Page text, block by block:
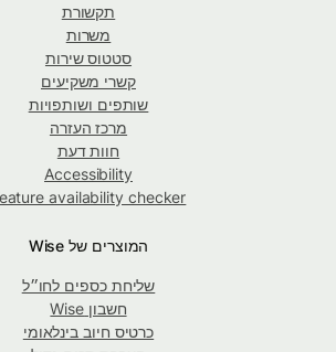
תקשורת
משרות
סטטוס שירות
קשרי משקיעים
שותפים ושותפויות
מרכז העזרה
חוות דעת
Accessibility
Feature availability checker
המוצרים של Wise
שליחת כספים לחו״ל
חשבון Wise
כרטיס חיוב בינלאומי